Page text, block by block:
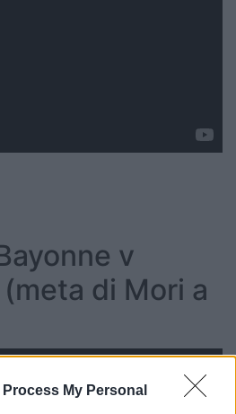
Process My Personal
v
di Mori a